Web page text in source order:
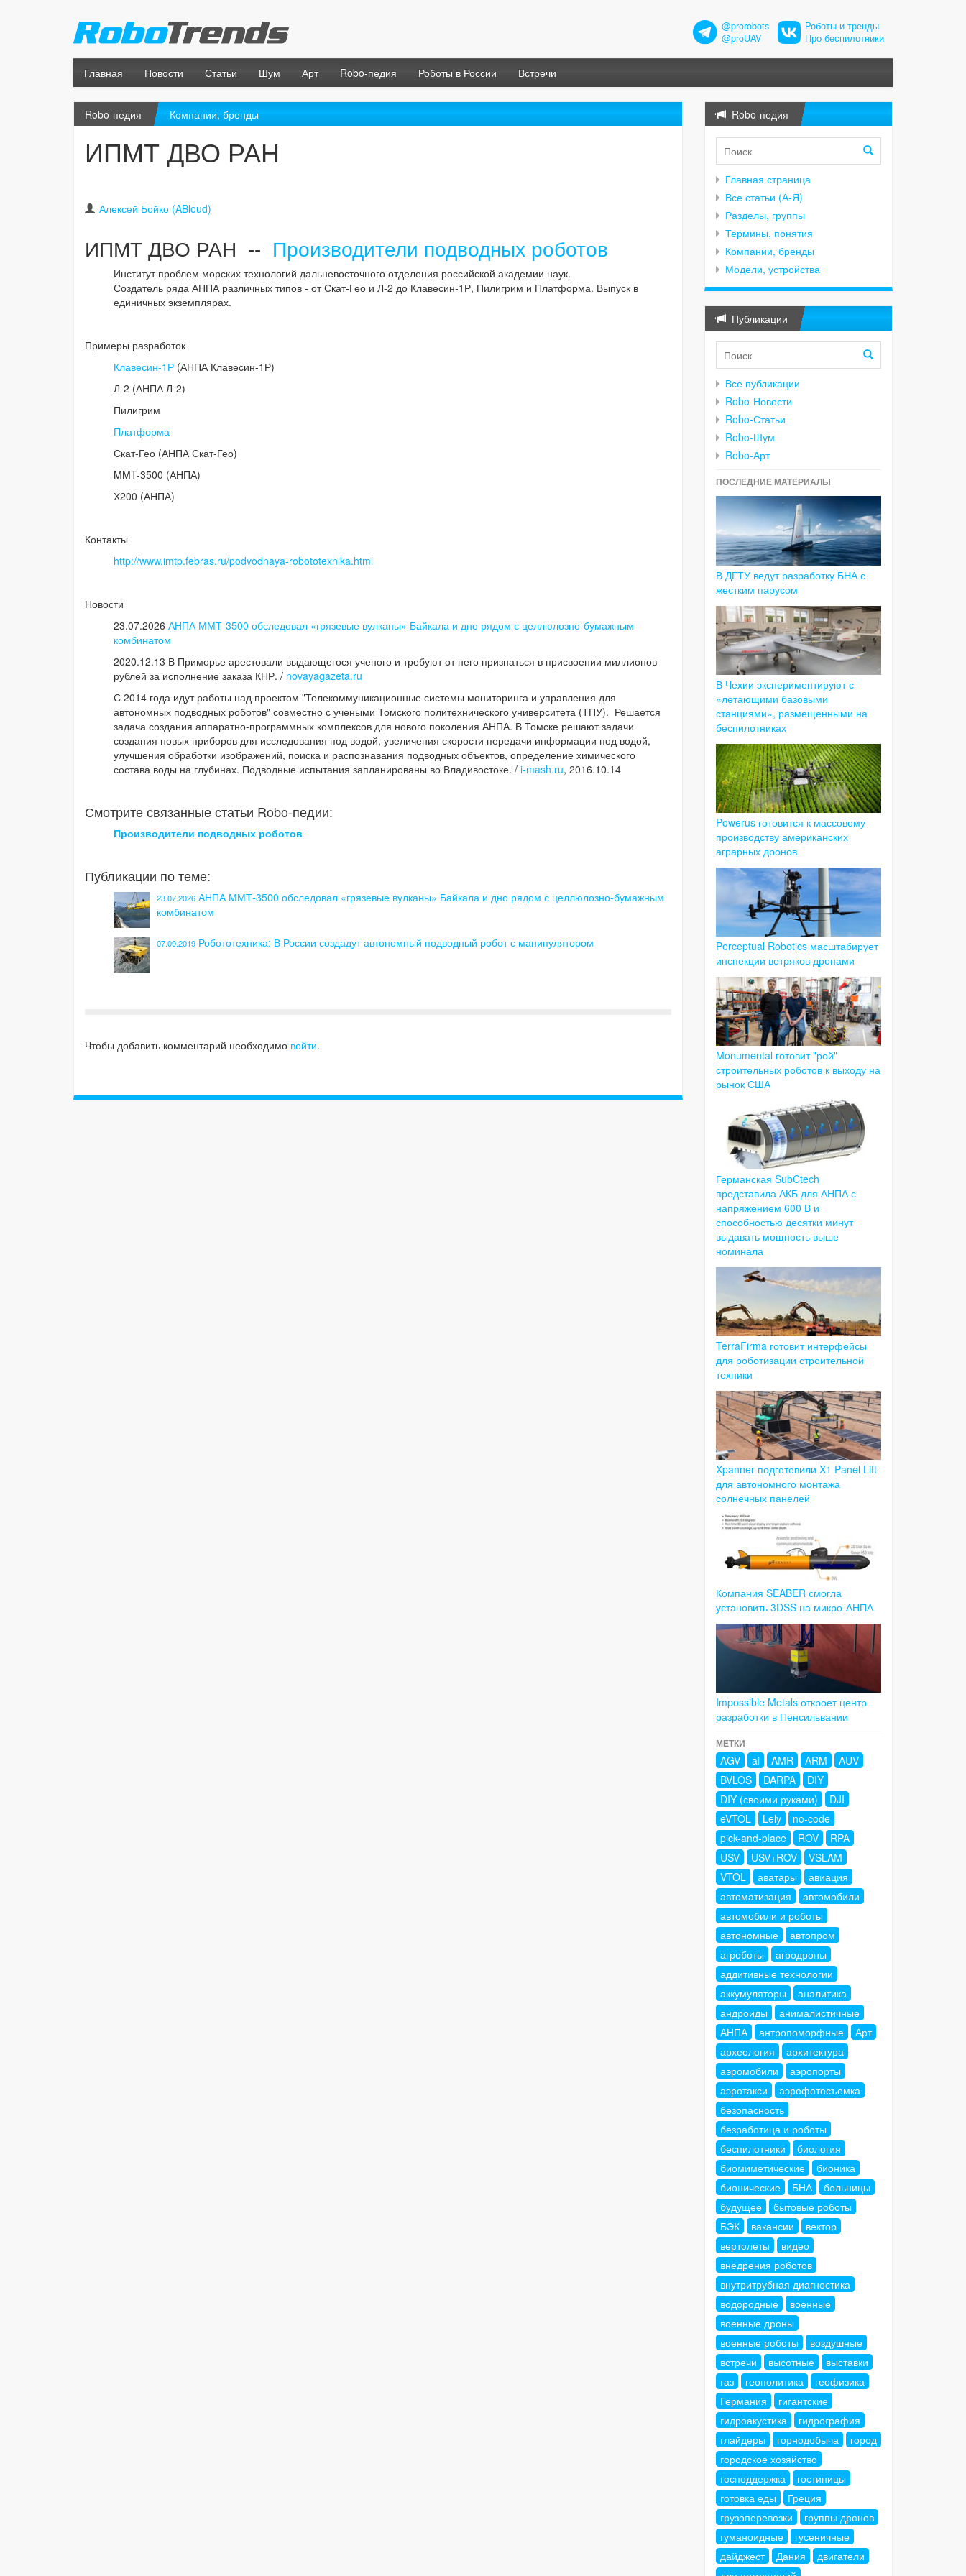
@prorobots
@proUAV
Роботы и тренды
Про беспилотники
Главная Новости Статьи Шум Арт Robo-педия Роботы в России Встречи
Robo-педия Компании, бренды
ИПМТ ДВО РАН
Алексей Бойко (ABloud)
ИПМТ ДВО РАН -- Производители подводных роботов
Институт проблем морских технологий дальневосточного отделения российской академии наук.
Создатель ряда АНПА различных типов - от Скат-Гео и Л-2 до Клавесин-1Р, Пилигрим и Платформа. Выпуск в
единичных экземплярах.
Примеры разработок
Клавесин-1Р (АНПА Клавесин-1Р)
Л-2 (АНПА Л-2)
Пилигрим
Платформа
Скат-Гео (АНПА Скат-Гео)
MMT-3500 (АНПА)
Х200 (АНПА)
Контакты
http://www.imtp.febras.ru/podvodnaya-robototexnika.html
Новости
23.07.2026 АНПА ММТ-3500 обследовал «грязевые вулканы» Байкала и дно рядом с целлюлозно-бумажным
комбинатом
2020.12.13 В Приморье арестовали выдающегося ученого и требуют от него признаться в присвоении миллионов
рублей за исполнение заказа КНР. / novayagazeta.ru
С 2014 года идут работы над проектом "Телекоммуникационные системы мониторинга и управления для
автономных подводных роботов" совместно с учеными Томского политехнического университета (ТПУ). Решается
задача создания аппаратно-программных комплексов для нового поколения АНПА. В Томске решают задачи
создания новых приборов для исследования под водой, увеличения скорости передачи информации под водой,
улучшения обработки изображений, поиска и распознавания подводных объектов, определение химического
состава воды на глубинах. Подводные испытания запланированы во Владивостоке. / i-mash.ru, 2016.10.14
Смотрите связанные статьи Robo-педии:
Производители подводных роботов
Публикации по теме:
23.07.2026 АНПА ММТ-3500 обследовал «грязевые вулканы» Байкала и дно рядом с целлюлозно-бумажным
комбинатом
07.09.2019 Робототехника: В России создадут автономный подводный робот с манипулятором
Чтобы добавить комментарий необходимо войти.
Robo-педия
Главная страница
Все статьи (А-Я)
Разделы, группы
Термины, понятия
Компании, бренды
Модели, устройства
Публикации
Все публикации
Robo-Новости
Robo-Статьи
Robo-Шум
Robo-Арт
ПОСЛЕДНИЕ МАТЕРИАЛЫ
В ДГТУ ведут разработку БНА с
жестким парусом
В Чехии экспериментируют с
«летающими базовыми
станциями», размещенными на
беспилотниках
Powerus готовится к массовому
производству американских
аграрных дронов
Perceptual Robotics масштабирует
инспекции ветряков дронами
Monumental готовит "рой"
строительных роботов к выходу на
рынок США
Германская SubCtech
представила АКБ для АНПА с
напряжением 600 В и
способностью десятки минут
выдавать мощность выше
номинала
TerraFirma готовит интерфейсы
для роботизации строительной
техники
Xpanner подготовили X1 Panel Lift
для автономного монтажа
солнечных панелей
Компания SEABER смогла
установить 3DSS на микро-АНПА
Impossible Metals откроет центр
разработки в Пенсильвании
МЕТКИ
AGV ai AMR ARM
AUV
BVLOS
DARPA
DIY
DIY (своими руками)
DJI
eVTOL
Lely
no-code
pick-and-place
ROV
RPA
USV
USV+ROV
VSLAM
VTOL
аватары
авиация
автоматизация
автомобили
автомобили и роботы
автономные
автопром
агроботы
агродроны
аддитивные технологии
аккумуляторы
аналитика
андроиды
анималистичные
АНПА
антропоморфные
Арт
археология
архитектура
аэромобили
аэропорты
аэротакси
аэрофотосъемка
безопасность
безработица и роботы
беспилотники
биология
биомиметические
бионика
бионические
БНА
больницы
будущее
бытовые роботы
БЭК
вакансии
вектор
вертолеты
видео
внедрения роботов
внутритрубная диагностика
водородные
военные
военные дроны
военные роботы
воздушные
встречи
высотные
выставки
газ
геополитика
геофизика
Германия
гигантские
гидроакустика
гидрография
глайдеры
горнодобыча
город
городское хозяйство
господдержка
гостиницы
готовка еды
Греция
грузоперевозки
группы дронов
гуманоидные
гусеничные
дайджест
Дания
двигатели